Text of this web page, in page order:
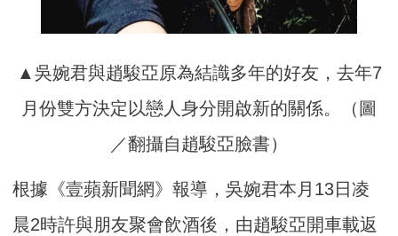
▲吳婉君與趙駿亞原為結識多年的好友，去年7
月份雙方決定以戀人身分開啟新的關係。（圖
／翻攝自趙駿亞臉書）
根據《壹蘋新聞網》報導，吳婉君本月13日凌
晨2時許與朋友聚會飲酒後，由趙駿亞開車載返